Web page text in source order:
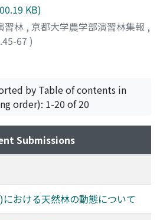
KB)
習林 , 京都大学農学部演習林集報 ,
67 )
Takayanagi, Atsushi
, シゲヒコ;タケウチ, ミチユキ
テツロウ;タカヤナギ, アツシ
by Table of contents in
order): 1-20 of 20
Submissions
おける天然林の動態について